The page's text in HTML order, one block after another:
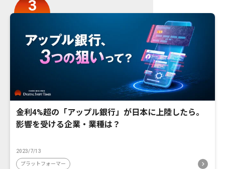
金利4%超の「アップル銀行」が日本に上陸したら。
影響を受ける企業・業種は？
2023/7/13
プラットフォーマー